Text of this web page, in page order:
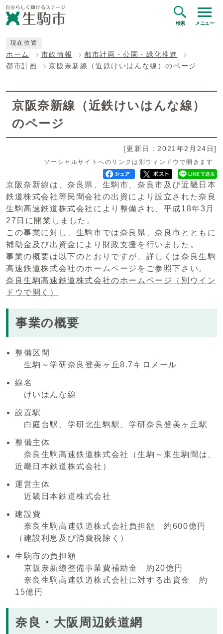
検索 メニュー
現在位置
ホーム 市政情報
都市計画・公園・緑化推進
都市計画
京阪奈新線（近鉄けいはんな線）のページ
京阪奈新線（近鉄けいはんな線）
のページ
[更新日：2021年2月24日]
ソーシャルサイトへのリンクは別ウィンドウで開きます
京阪奈新線は、奈良県、生駒市、奈良市及び近畿日本
鉄道株式会社等民間会社の出資により設立された奈良
生駒高速鉄道株式会社により整備され、平成18年3月
27日に開業しました。
この事業に対し、生駒市では奈良県、奈良市とともに
補助金及び出資金により財政支援を行いました。
事業の概要は以下のとおりですが、詳しくは奈良生駒
高速鉄道株式会社のホームページをご参照下さい。
奈良生駒高速鉄道株式会社のホームページ
（別ウイン
ドウで開く）
事業の概要
整備区間
生駒～学研奈良登美ヶ丘8.7キロメール
線名
けいはんな線
設置駅
白庭台駅、学研北生駒駅、学研奈良登美ヶ丘駅
整備主体
奈良生駒高速鉄道株式会社（生駒～東生駒間は、
近畿日本鉄道株式会社）
運営主体
近畿日本鉄道株式会社
建設費
奈良生駒高速鉄道株式会社負担額 約600億円
（建設利息及び消費税除く）
生駒市の負担額
京阪奈新線整備事業費補助金 約20億円
奈良生駒高速鉄道株式会社に対する出資金 約
15億円
奈良・大阪周辺鉄道網